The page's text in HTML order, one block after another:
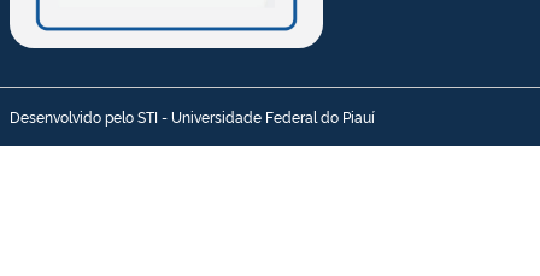
Desenvolvido pelo STI - Universidade Federal do Piauí